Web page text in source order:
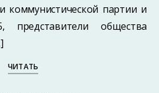
коммунистической партии и
представители общества
ЧИТАТЬ